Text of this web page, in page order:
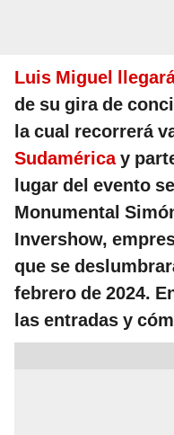
Luis Miguel
de su gira de
la cual recorrerá
Sudaméricay
lugar del evento
Monumental
Invershow,
que se
febrero de 2024.
las entradas y